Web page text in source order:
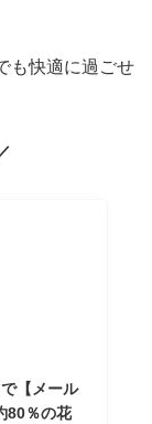
も快適に過ごせ
【メール
％の花